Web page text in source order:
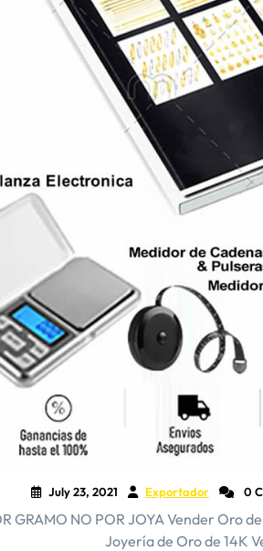
July 23, 2021 Exportador 0
GRAMO NO POR JOYA Vender Oro
Joyería de Oro de 14K